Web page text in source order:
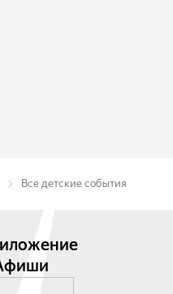
Все детские события